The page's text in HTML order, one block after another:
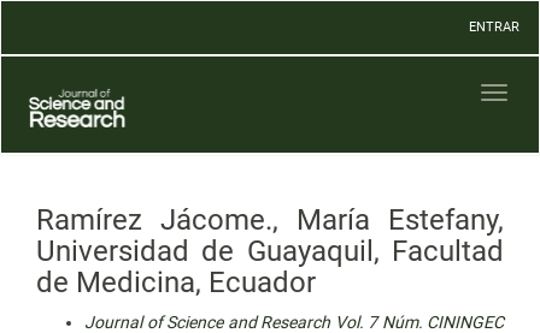
Contenido
Barra
lateral
ENTRAR
Ramírez Jácome., María Estefany,
Universidad de Guayaquil, Facultad
de Medicina, Ecuador
Journal of Science and Research Vol. 7 Núm. CININGEC